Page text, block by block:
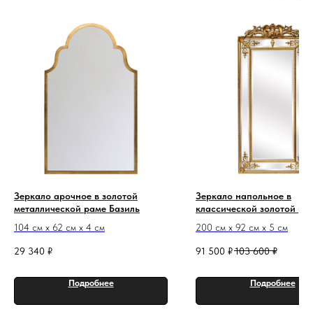
Зеркало арочное в золотой
металлической раме Базиль
104 см х 62 см х 4 см
29 340 ₽
Подробнее
Зеркало напольное в
классической золотой
200 см х 92 см х 5 см
91 500 ₽103 600 ₽
Подробнее